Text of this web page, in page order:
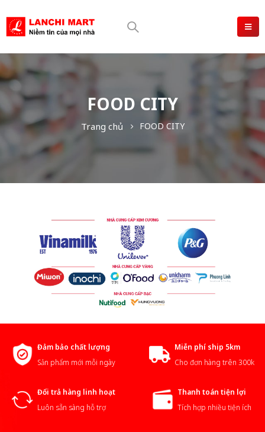
FOOD CITY
Trang chủ FOOD CITY
Đảm bảo chất lượng
Sản phẩm mới mỗi ngày
Miễn phí ship 5km
Cho đơn hàng trên 300k
Đổi trả hàng linh hoạt
Luôn sẵn sàng hỗ trợ
Thanh toán tiện lợi
Tích hợp nhiều tiện ích